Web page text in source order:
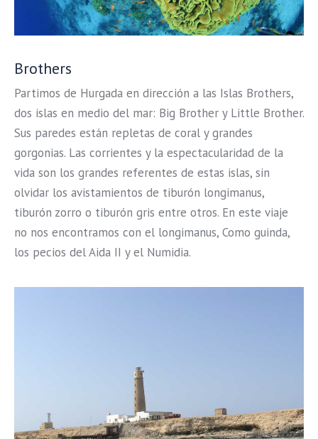
Brothers
Partimos de Hurgada en dirección a las Islas Brothers,
dos islas en medio del mar: Big Brother y Little Brother.
Sus paredes están repletas de coral y grandes
gorgonias. Las corrientes y la espectacularidad de la
vida son los grandes referentes de estas islas, sin
olvidar los avistamientos de tiburón longimanus,
tiburón zorro o tiburón gris entre otros. En este viaje
no nos encontramos con el longimanus, Como guinda,
los pecios del Aida II y el Numidia.